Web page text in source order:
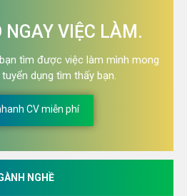
NGAY VIỆC LÀM.
tìm được việc làm mình mong
dụng tìm thấy bạn.
CV miễn phí
NGHỀ